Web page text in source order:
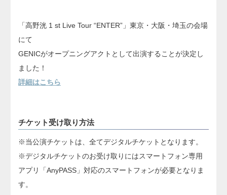
「高野洸 1 st Live Tour “ENTER”」東京・大阪・埼玉の会場
にて
GENICがオープニングアクトとして出演することが決定し
ました！
詳細はこちら
チケット受け取り方法
※当公演チケットは、全てデジタルチケットとなります。
※デジタルチケットのお受け取りにはスマートフォン専用
アプリ「AnyPASS」対応のスマートフォンが必要となりま
す。